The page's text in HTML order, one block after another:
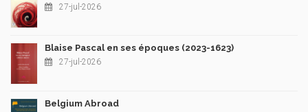
27-jul-2026
Blaise Pascal en ses époques (2023-1623)
27-jul-2026
Belgium Abroad